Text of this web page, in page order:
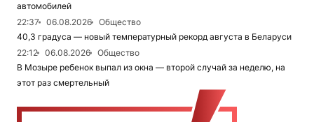
автомобилей
22:37
06.08.2026
Общество
40,3 градуса — новый температурный рекорд августа в Беларуси
22:12
06.08.2026
Общество
В Мозыре ребенок выпал из окна — второй случай за неделю, на
этот раз смертельный